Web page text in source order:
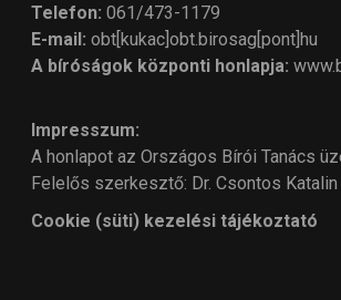
Telefon: 061/473-1179
E-mail: obt[kukac]obt.birosag[pont]hu
A bíróságok központi honlapja:
Impresszum:
A honlapot az Országos Bírói Tanács
Felelős szerkesztő: Dr. Csontos Katalin
Cookie (süti) kezelési tájékoztató